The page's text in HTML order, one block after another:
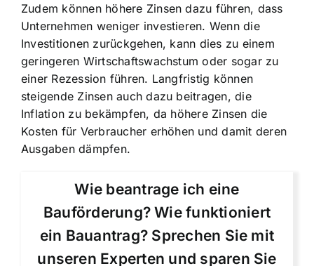
Zudem können höhere Zinsen dazu führen, dass
Unternehmen weniger investieren. Wenn die
Investitionen zurückgehen, kann dies zu einem
geringeren Wirtschaftswachstum oder sogar zu
einer Rezession führen. Langfristig können
steigende Zinsen auch dazu beitragen, die
Inflation zu bekämpfen, da höhere Zinsen die
Kosten für Verbraucher erhöhen und damit deren
Ausgaben dämpfen.
Wie beantrage ich eine
Bauförderung? Wie funktioniert
ein Bauantrag? Sprechen Sie mit
unseren Experten und sparen Sie